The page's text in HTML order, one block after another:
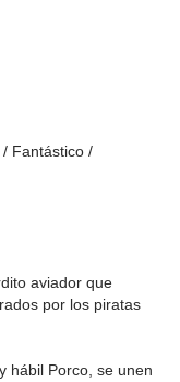
Fantástico /
aviador que
por los piratas
hábil Porco, se unen